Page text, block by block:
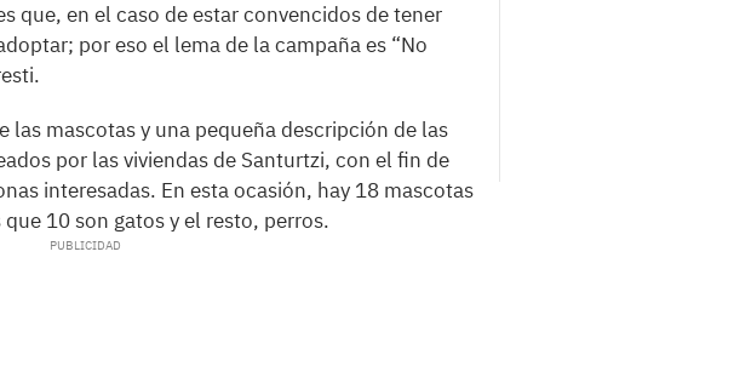
que, en el caso de estar convencidos de tener
por eso el lema de la campaña es “No
las mascotas y una pequeña descripción de las
por las viviendas de Santurtzi, con el fin de
interesadas. En esta ocasión, hay 18 mascotas
10 son gatos y el resto, perros.